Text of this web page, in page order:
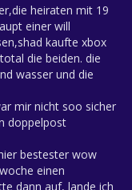
heiraten mit 19
einer will
kaufte xbox
die beiden. die
wasser und die
mir nicht soo sicher
doppelpost
bestester wow
einen
dann auf, lande ich